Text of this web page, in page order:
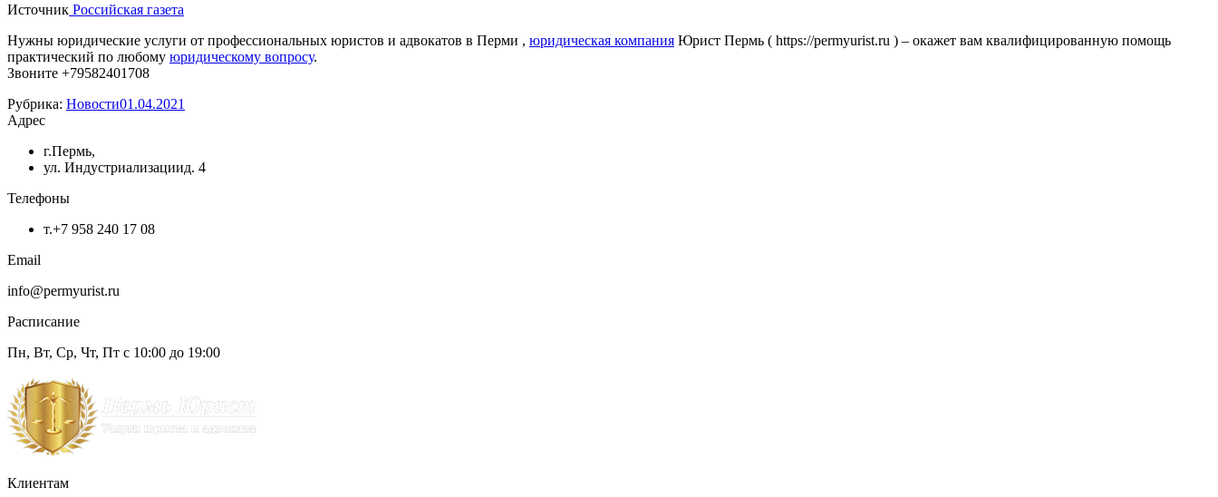
Источник Рoccийскaя гaзетa
Нужны юридические услуги от профессиональных юристов и адвокатов в Перми , юридическая компания Юрист Пермь ( https://permyurist.ru ) – окажет вам квалифицированную помощь
практический по любому юридическому вопросу.
Звоните +79582401708
Рубрика: Новости01.04.2021
Адрес
г.Пермь,
ул. Индустриализациид. 4
Телефоны
т.+7 958 240 17 08
Email
info@permyurist.ru
Расписание
Пн, Вт, Ср, Чт, Пт с 10:00 до 19:00
Клиентам